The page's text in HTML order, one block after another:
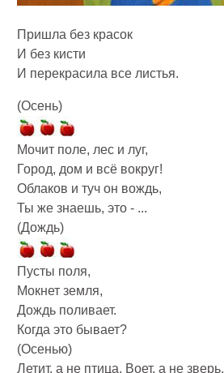
Пришла без красок
И без кисти
И перекрасила все листья.
(Осень)
Мочит поле, лес и луг,
Город, дом и всё вокруг!
Облаков и туч он вождь,
Ты же знаешь, это - ...
(Дождь)
Пусты поля,
Мокнет земля,
Дождь поливает.
Когда это бывает?
(Осенью)
Летит, а не птица, Воет, а не зверь.